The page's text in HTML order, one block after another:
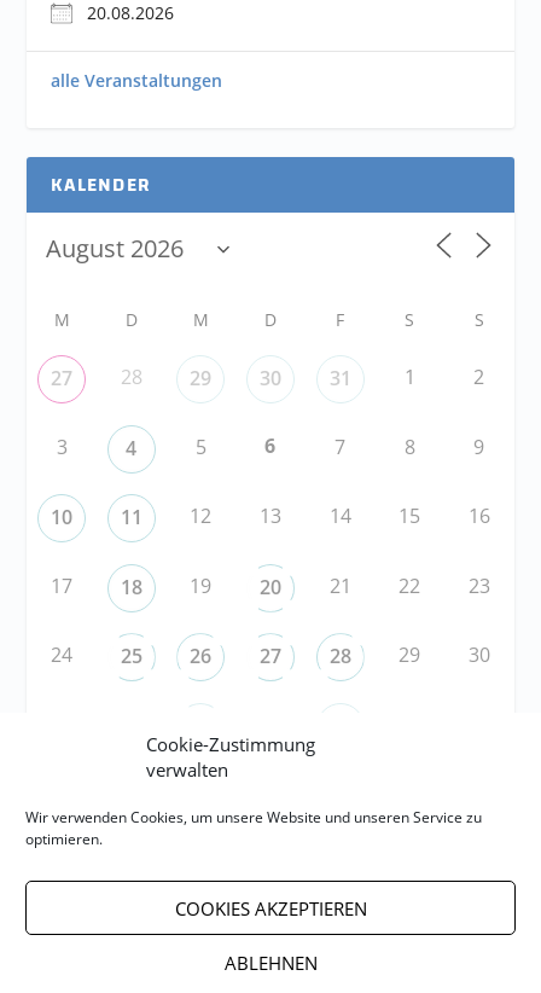
Cookie-Zustimmung
verwalten
Wir verwenden Cookies, um unsere Website und unseren Service zu
optimieren.
COOKIES AKZEPTIEREN
ABLEHNEN
20.08.2026
alle Veranstaltungen
KALENDER
M D M D F S S
27 28 29 30 31 1 2
3 4 5 6 7 8 9
10 11 12 13 14 15 16
17 18 19 20 21 22 23
24 25 26 27 28 29 30
RSS